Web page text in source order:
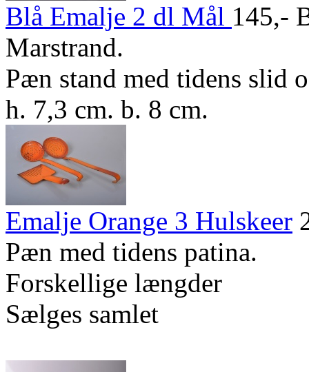
Blå Emalje 2 dl Mål 145,-
Marstrand.
Pæn stand med tidens slid
h. 7,3 cm. b. 8 cm.
Emalje Orange 3 Hulskeer
Pæn med tidens patina.
Forskellige længder
Sælges samlet